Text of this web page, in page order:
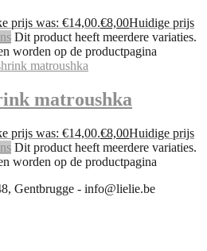
prijs was: €14,00.€8,00Huidige prijs
Dit product heeft meerdere variaties.
worden op de productpagina
matroushka
prijs was: €14,00.€8,00Huidige prijs
Dit product heeft meerdere variaties.
worden op de productpagina
Gentbrugge - info@lielie.be